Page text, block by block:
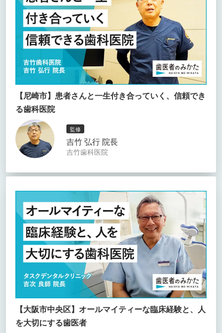
【尼崎市】患者さんと一生付き合っていく、信頼でき
る歯科医院
監修
吉竹 弘行 院長
吉竹歯科医院
【大阪市中央区】オールマイティーな臨床経験と、人
を大切にする歯医者